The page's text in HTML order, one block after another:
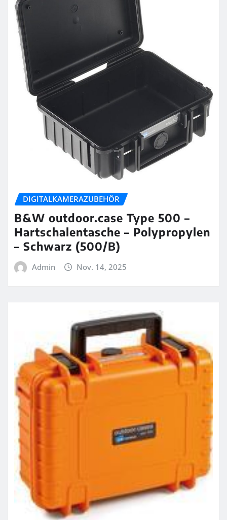
DIGITALKAMERAZUBEHÖR
B&W outdoor.case Type 500 –
Hartschalentasche – Polypropylen
– Schwarz (500/B)
Admin Nov. 14, 2025